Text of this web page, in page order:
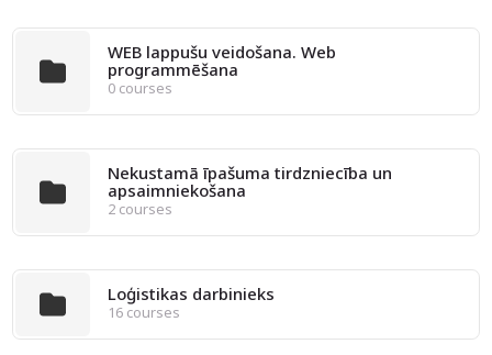
WEB lappušu veidošana. Web
programmēšana
0 courses
Nekustamā īpašuma tirdzniecība un
apsaimniekošana
2 courses
Loģistikas darbinieks
16 courses